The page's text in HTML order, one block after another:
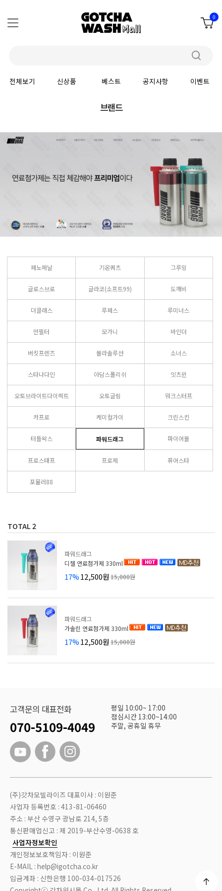
0
전체보기 신상품 베스트 공지사항 이벤트
브랜드
페노메날 기온쿼츠 그루밍
글로스브로 글라코(소프트99) 도깨비
더클래스 루페스 루미너스
만필터 모가니 바인더
버킷프렌즈 볼라솔루션 소너스
스타나다인 아담스폴리쉬 잇츠윈
오토브라이트다이렉트 오토글림 워크스터프
카프로 케미컬가이 크린스킨
터틀왁스 파워드래그 파이어볼
프로스태프 프로제 퓨어스타
포뮬러88
TOTAL2
파워드래그
디젤 연료첨가제 330ml
17%12,500원 15,000원
파워드래그
가솔린 연료첨가제 330ml
17%12,500원 15,000원
고객문의 대표전화
070-5109-4049
평일 10:00~ 17:00
점심시간 13:00~14:00
주말, 공휴일 휴무
(주)갓차모빌라이즈 대표이사 : 이원준
사업자 등록번호 : 413-81-06460
주소 : 부산 수영구 광남로 214, 5층
통신판매업신고 : 제 2019-부산수영-0638 호
사업자정보확인
개인정보보호책임자 : 이원준
E-MAIL : help@igotcha.co.kr
입금계좌 : 신한은행 100-034-017526